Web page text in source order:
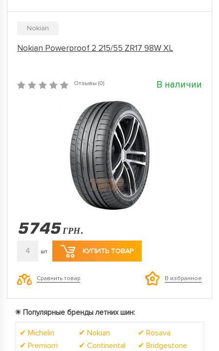
Nokian
Nokian Powerproof 2 215/55 ZR17 98W XL
Отзывы (0) В наличии
5745 ГРН.
4 шт КУПИТЬ ТОВАР
Сравнить товар В избранное
☀ Популярные бренды летних шин:
✔ Michelin ✔ Nokian
✔ Rosava
✔ Premiorri
✔ Continental
✔ Bridgestone